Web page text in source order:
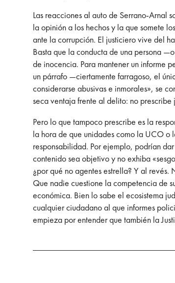
Las reacciones al auto de Serrano-Arnal
la opinión a los hechos y la que somete
ante la corrupción. El justiciero vive del
Basta que la conducta de una persona
de inocencia. Para mantener un informe
un párrafo —ciertamente farragoso, el
considerarse abusivas e inmorales», se
seca ventaja frente al delito: no prescribe
Pero lo que tampoco prescribe es la
la hora de que unidades como la UCO o
responsabilidad. Por ejemplo, podrían
contenido sea objetivo y no exhiba
¿por qué no agentes estrella? Y al
Que nadie cuestione la competencia de
económica. Bien lo sabe el ecosistema
cualquier ciudadano al que informes
empieza por entender que también la